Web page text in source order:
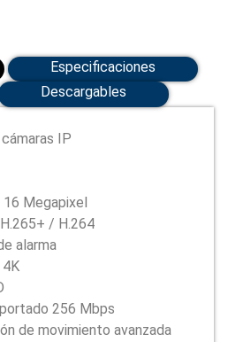
Especificaciones
Descargables
IP
Megapixel
/ H.264
alarma
4K
256 Mbps
de movimiento avanzada